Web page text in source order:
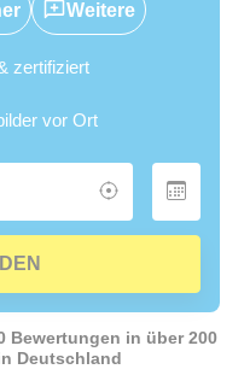
Weitere
zertifiziert
vor Ort
Bewertungen in über 200
Deutschland